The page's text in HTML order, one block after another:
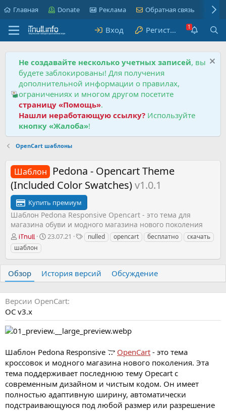
Главная Donate Реклама Обратная связь
Вход Регистрация
Не создавайте несколько учетных записей, вы
будете заблокированы! Для получения
дополнительной информации о правилах,
ограничениях и многом другом посетите
страницу «Помощь».
Нашли неработающую ссылку? Используйте
кнопку «Жалоба»!
OpenCart шаблоны
Шаблон
Pedona - Opencart Theme
(Included Color Swatches)v1.0.1
Купить премиум
Шаблон Pedona Responsive Opencart - это тема для
магазина обуви и модного магазина нового поколения
А
в
т
р
iTnull
Д
с
о
д
я
23.07.21
Т nulled opencart бесплатно
скачать
шаблон
Обзор История версий Обсуждение
Версии OpenCart
OC v3.х
Шаблон Pedona Responsive OpenCart - это тема
кроссовок и модного магазина нового поколения. Эта
тема поддерживает последнюю тему Opecart с
современным дизайном и чистым кодом. Он имеет
полностью адаптивную ширину, автоматически
подстраивающуюся под любой размер или разрешение